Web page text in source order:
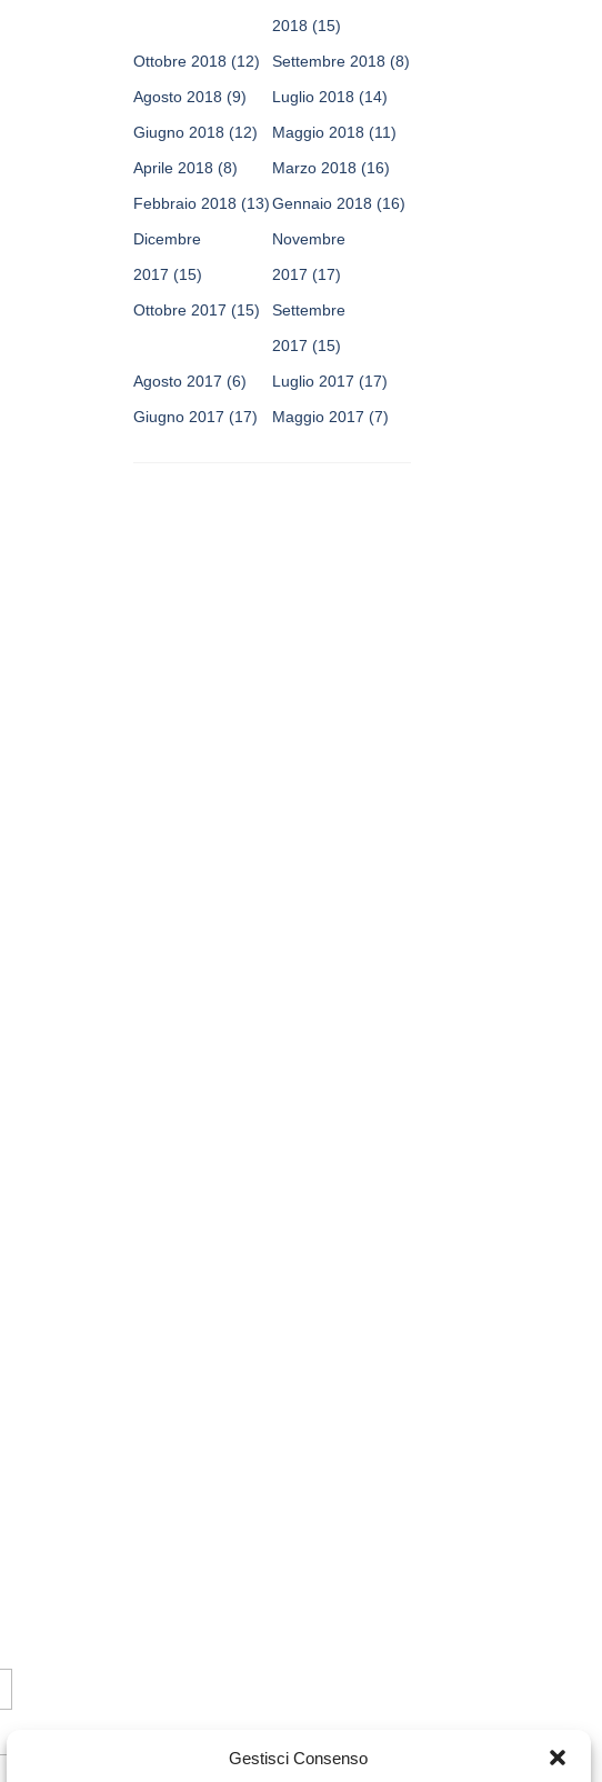
Gestisci Consenso
2018 (15)
Ottobre 2018 (12) Settembre 2018 (8)
Agosto 2018 (9) Luglio 2018 (14)
Giugno 2018 (12) Maggio 2018 (11)
Aprile 2018 (8) Marzo 2018 (16)
Febbraio 2018 (13)Gennaio 2018 (16)
Dicembre
2017 (15)
Novembre
2017 (17)
Ottobre 2017 (15)
Settembre
2017 (15)
Agosto 2017 (6) Luglio 2017 (17)
Giugno 2017 (17) Maggio 2017 (7)